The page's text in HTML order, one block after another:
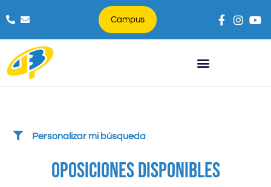
Campus
Personalizar mi búsqueda
OPOSICIONES DISPONIBLES